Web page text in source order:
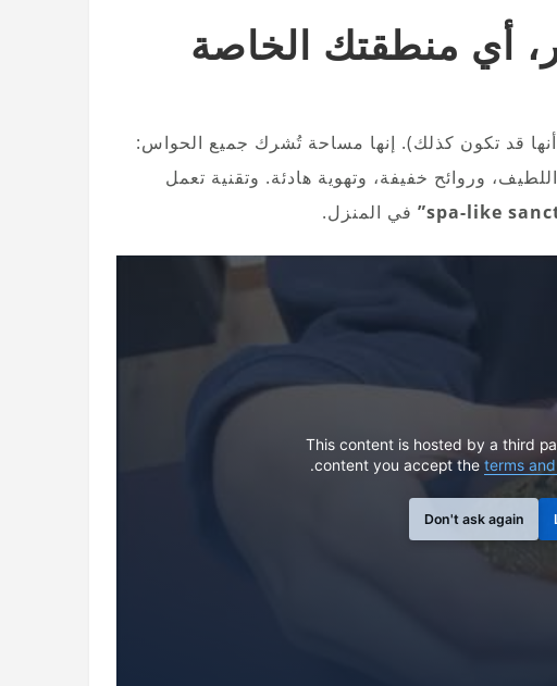
أي منطقتك الخاصة
قد تكون كذلك). إنها مساحة تُشرك جميع الحواس:
وروائح خفيفة، وتهوية هادئة. وتقنية تعمل
spa-like في المنزل.
This content is hosted by a third
content you accept the terms
Don't ask again